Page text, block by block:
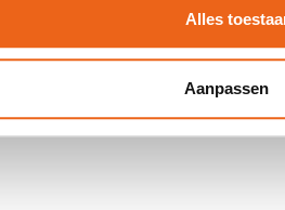
Alles
Aanpassen